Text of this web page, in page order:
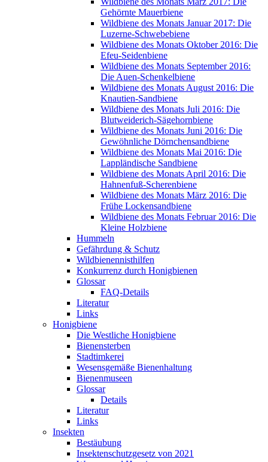
Gehörnte Mauerbiene
Wildbiene des Monats Januar 2017: Die
Luzerne-Schwebebiene
Wildbiene des Monats Oktober 2016: Die
Efeu-Seidenbiene
Wildbiene des Monats September 2016:
Die Auen-Schenkelbiene
Wildbiene des Monats August 2016: Die
Knautien-Sandbiene
Wildbiene des Monats Juli 2016: Die
Blutweiderich-Sägehornbiene
Wildbiene des Monats Juni 2016: Die
Gewöhnliche Dörnchensandbiene
Wildbiene des Monats Mai 2016: Die
Lappländische Sandbiene
Wildbiene des Monats April 2016: Die
Hahnenfuß-Scherenbiene
Wildbiene des Monats März 2016: Die
Frühe Lockensandbiene
Wildbiene des Monats Februar 2016: Die
Kleine Holzbiene
Hummeln
Gefährdung & Schutz
Wildbienennisthilfen
Konkurrenz durch Honigbienen
Glossar
FAQ-Details
Literatur
Links
Honigbiene
Die Westliche Honigbiene
Bienensterben
Stadtimkerei
Wesensgemäße Bienenhaltung
Bienenmuseen
Glossar
Details
Literatur
Links
Insekten
Bestäubung
Insektenschutzgesetz von 2021